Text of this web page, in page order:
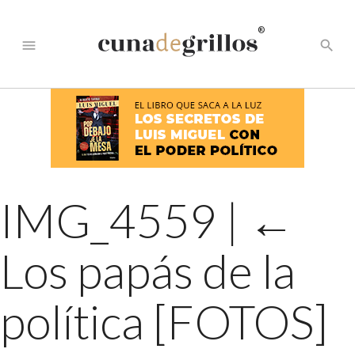
menu
®
search
IMG_4559 | ←
Los papás de la
política [FOTOS]